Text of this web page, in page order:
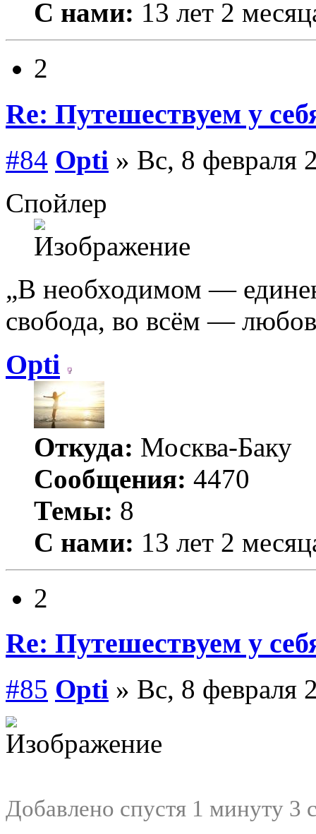
С нами: 13 лет 2
2
Re: Путешествуем у
#84 Opti » Вс, 8 февраля
Спойлер
„В необходимом —
свобода, во всём —
Opti
Откуда: Москва-Баку
Сообщения: 4470
Темы: 8
С нами: 13 лет 2
2
Re: Путешествуем у
#85 Opti » Вс, 8 февраля
Добавлено спустя 1 минуту 3